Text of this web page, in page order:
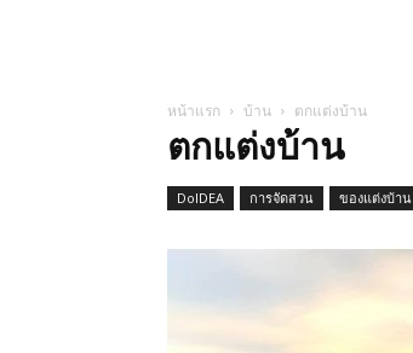
หน้าแรก บ้าน ตกแต่งบ้าน
ตกแต่งบ้าน
DoIDEA การจัดสวน ของแต่งบ้าน